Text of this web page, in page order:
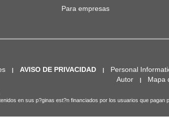
Para empresas
AVISO DE PRIVACIDAD Personal
Autor
Mapa
en sus p?ginas est?n financiados por los usuarios que pagan